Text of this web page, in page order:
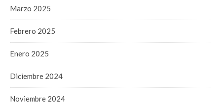
Marzo 2025
Febrero 2025
Enero 2025
Diciembre 2024
Noviembre 2024